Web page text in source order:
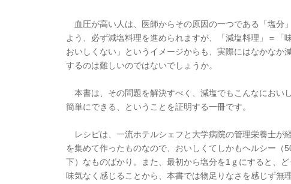
血圧が高い人は、医師からその原因の一つである「塩分
よう、必ず減塩料理を進められますが、「減塩料理」＝「
おいしくない」というイメージからも、実際にはなかなか
するのは難しいのではないでしょうか。
本書は、その問題を解決すべく、減塩でもこんなにおい
簡単にできる、ということを証明する一冊です。
レシピは、一流ホテルシェフと大学病院の管理栄養士が
を集めて作ったものなので、おいしくてしかもヘルシー（
下）なものばかり。また、最初から塩分を1ｇにすると、ど
味気なく感じることから、本書では物足りなさを感じず無